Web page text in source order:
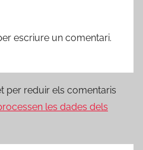
escriure un comentari.
per reduir els comentaris
les dades dels